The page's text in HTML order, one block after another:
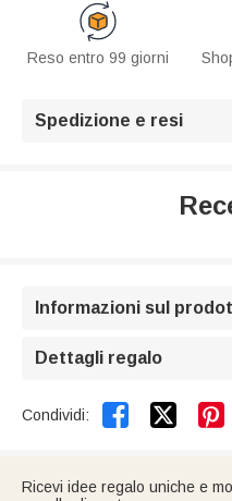
Reso entro 99 giorni
Spedizione e resi
Informazioni sul
Dettagli regalo
Condividi:  
Ricevi idee regalo uniche e